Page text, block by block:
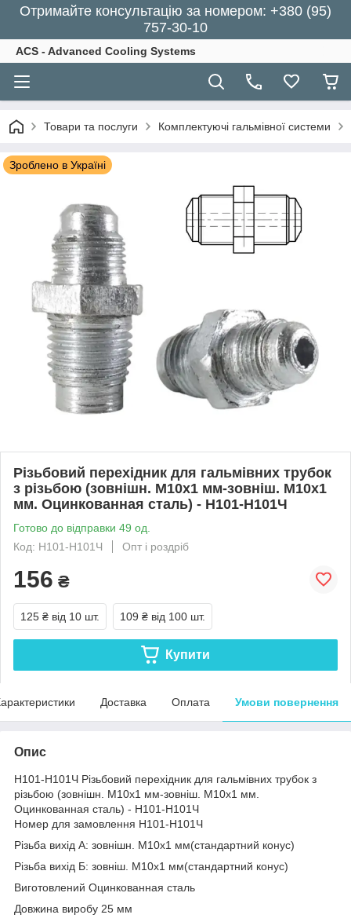
Отримайте консультацію за номером: +380 (95)
757-30-10
ACS - Advanced Cooling Systems
Товари та послуги Комплектуючі гальмівної системи
Зроблено в Україні
Різьбовий перехідник для гальмівних трубок
з різьбою (зовнішн. М10x1 мм-зовніш. М10x1
мм. Оцинкованная сталь) - Н101-Н101Ч
Готово до відправки 49 од.
Код: Н101-Н101Ч
Опт і роздріб
156 ₴
125 ₴ від 10 шт. 109 ₴ від 100 шт.
Купити
Доставка Оплата Умови повернення
Опис
Н101-Н101Ч Різьбовий перехідник для гальмівних трубок з
різьбою (зовнішн. М10x1 мм-зовніш. М10x1 мм.
Оцинкованная сталь) - Н101-Н101Ч
Номер для замовлення Н101-Н101Ч
Різьба вихід А: зовнішн. М10x1 мм(стандартний конус)
Різьба вихід Б: зовніш. М10x1 мм(стандартний конус)
Виготовлений Оцинкованная сталь
Довжина виробу 25 мм